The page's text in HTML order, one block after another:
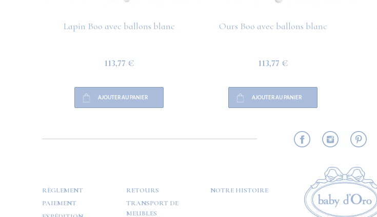
Lapin Boo avec ballons blanc
113,77 €
AJOUTER AU PANIER
Ours Boo avec ballons blanc
113,77 €
AJOUTER AU PANIER
RÈGLEMENT
PAIEMENT
RETOURS
TRANSPORT DE
MEUBLES
NOTRE HISTOIRE